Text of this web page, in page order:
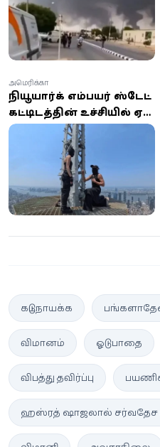
நியூயார்க் எம்பயர் ஸ்டேட்
கட்டிடத்தின் உச்சியில் ஏறி
காதலை சொல்லிய
இளைஞன்!
அமெரிக்கா
கட்டுநாயக்க
விமானம் ஓடுபாதை
விபத்து தவிர்ப்பு
ஹஸ்ரத் ஷாஜலால் சர்வதேச